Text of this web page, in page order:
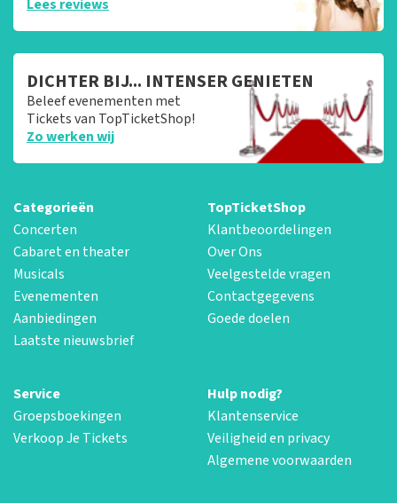
Lees reviews
DICHTER BIJ... INTENSER GENIETEN
Beleef evenementen met
Tickets van TopTicketShop!
Zo werken wij
Categorieën
Concerten
Cabaret en theater
Musicals
Evenementen
Aanbiedingen
Laatste nieuwsbrief
TopTicketShop
Klantbeoordelingen
Over Ons
Veelgestelde vragen
Contactgegevens
Goede doelen
Service
Groepsboekingen
Verkoop Je Tickets
Hulp nodig?
Klantenservice
Veiligheid en privacy
Algemene voorwaarden